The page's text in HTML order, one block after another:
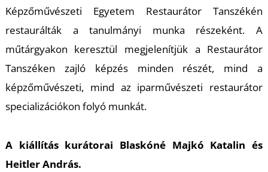
Képzőművészeti Egyetem Restaurátor Tanszékén
restaurálták a tanulmányi munka részeként. A
műtárgyakon keresztül megjelenítjük a Restaurátor
Tanszéken zajló képzés minden részét, mind a
képzőművészeti, mind az iparművészeti restaurátor
specializációkon folyó munkát.
A kiállítás kurátorai Blaskóné Majkó Katalin és
Heitler András.